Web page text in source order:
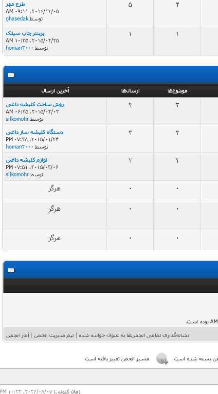
طرح مهر
2016/12/05، 09:11 AM
توسط ghasedak
پرینتر چاپ سیلک
2015/02/25، 10:35 AM
توسط homan2000
موضوع‌ها ارسال‌ها آخرین ارسال
روش ساخت کلیشه داغی
2015/03/03، 06:45 AM
توسط silkomohr
دستگاه کلیشه ساز داغی
2015/01/24، 07:38 PM
توسط homan2000
لوازم کلیشه داغی
2015/03/06، 07:51 PM
توسط silkomohr
هرگز
هرگز
هرگز
نشانه‌گذاری تمامی انجمن‌ها به عنوان خوانده شده | تیم مدیریت انجمن | آمار انجمن
بسته شده است مسیر انجمن تغییر یافته است
زمان کنونی: 2026/08/07، 10:32 PM